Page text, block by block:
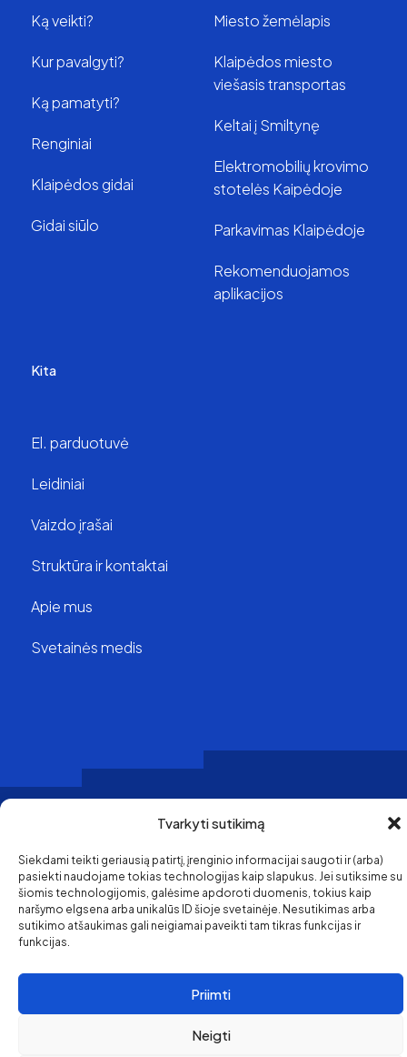
Tvarkyti sutikimą
Siekdami teikti geriausią patirtį, įrenginio informacijai saugoti ir (arba)
pasiekti naudojame tokias technologijas kaip slapukus. Jei sutiksime su
šiomis technologijomis, galėsime apdoroti duomenis, tokius kaip
naršymo elgsena arba unikalūs ID šioje svetainėje. Nesutikimas arba
sutikimo atšaukimas gali neigiamai paveikti tam tikras funkcijas ir
funkcijas.
Priimti
Neigti
Ką veikti?
Kur pavalgyti?
Ką pamatyti?
Renginiai
Klaipėdos gidai
Gidai siūlo
Miesto žemėlapis
Klaipėdos miesto
viešasis transportas
Keltai į Smiltynę
Elektromobilių krovimo
stotelės Kaipėdoje
Parkavimas Klaipėdoje
Rekomenduojamos
aplikacijos
Kita
El. parduotuvė
Leidiniai
Vaizdo įrašai
Struktūra ir kontaktai
Apie mus
Svetainės medis
© 2026 Klaipėda Travel
Pirkimo ir grąžinimo
politika
Privatumo politika